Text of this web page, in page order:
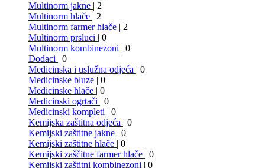
Multinorm jakne | 2
Multinorm hlače | 2
Multinorm farmer hlače | 2
Multinorm prsluci | 0
Multinorm kombinezoni | 0
Dodaci | 0
Medicinska i uslužna odjeća | 0
Medicinske bluze | 0
Medicinske hlače | 0
Medicinski ogrtači | 0
Medicinski kompleti | 0
Kemijska zaštitna odjeća | 0
Kemijski zaštitne jakne | 0
Kemijski zaštitne hlače | 0
Kemijski zaščitne farmer hlače | 0
Kemijski zaštitni kombinezoni | 0